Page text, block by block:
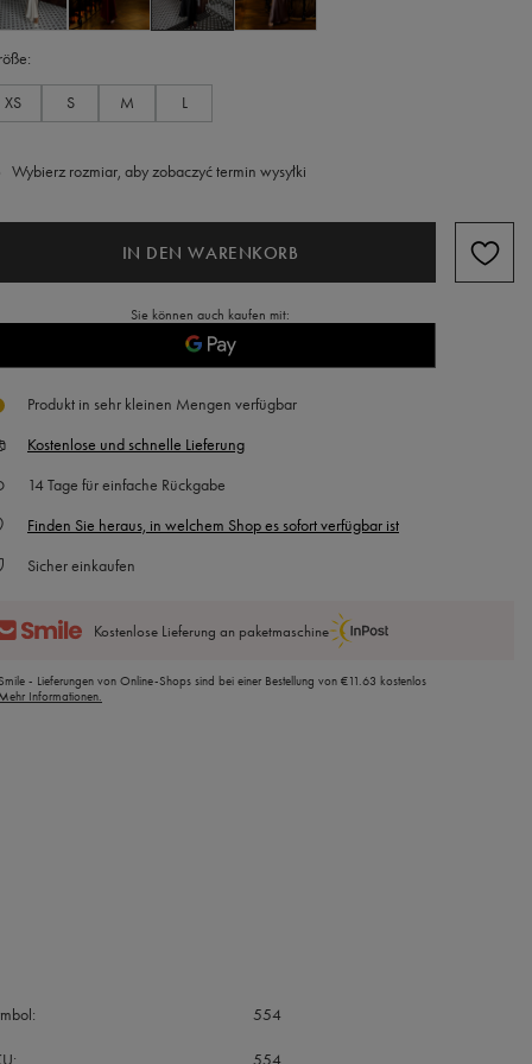
XS S M L
Wybierz rozmiar, aby zobaczyć termin wysyłki
IN DEN WARENKORB
Sie können auch kaufen mit:
Produkt in sehr kleinen Mengen verfügbar
Kostenlose und schnelle Lieferung
14Tage für einfache Rückgabe
Finden Sie heraus, in welchem Shop es sofort verfügbar ist
Sicher einkaufen
Kostenlose Lieferung an paketmaschine
- Lieferungen von Online-Shops sind bei einer Bestellung von €11.63 kostenlos
Informationen.
554
554